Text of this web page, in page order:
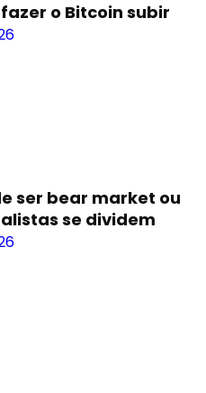
o Bitcoin subir
ser bear market ou
se dividem